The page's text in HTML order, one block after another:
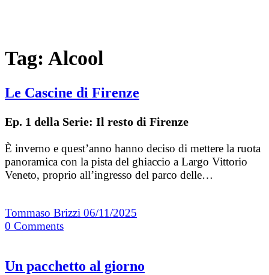
Tag: Alcool
Le Cascine di Firenze
Ep. 1 della Serie: Il resto di Firenze
È inverno e quest’anno hanno deciso di mettere la ruota
panoramica con la pista del ghiaccio a Largo Vittorio
Veneto, proprio all’ingresso del parco delle…
Tommaso Brizzi 06/11/2025
0 Comments
Un pacchetto al giorno